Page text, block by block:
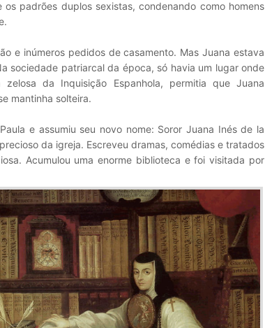
padrões duplos sexistas, condenando como homens
e inúmeros pedidos de casamento. Mas Juana estava
sociedade patriarcal da época, só havia um lugar onde
da Inquisição Espanhola, permitia que Juana
mantinha solteira.
e assumiu seu novo nome: Soror Juana Inés de la
da igreja. Escreveu dramas, comédias e tratados
Acumulou uma enorme biblioteca e foi visitada por